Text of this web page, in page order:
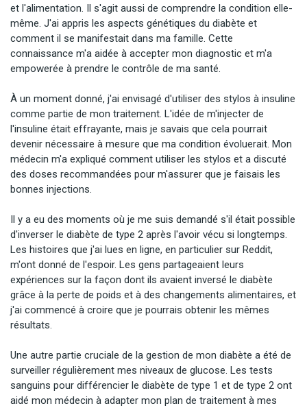
et l'alimentation. Il s'agit aussi de comprendre la condition elle-
même. J'ai appris les aspects génétiques du diabète et
comment il se manifestait dans ma famille. Cette
connaissance m'a aidée à accepter mon diagnostic et m'a
empowerée à prendre le contrôle de ma santé.
À un moment donné, j'ai envisagé d'utiliser des stylos à insuline
comme partie de mon traitement. L'idée de m'injecter de
l'insuline était effrayante, mais je savais que cela pourrait
devenir nécessaire à mesure que ma condition évoluerait. Mon
médecin m'a expliqué comment utiliser les stylos et a discuté
des doses recommandées pour m'assurer que je faisais les
bonnes injections.
Il y a eu des moments où je me suis demandé s'il était possible
d'inverser le diabète de type 2 après l'avoir vécu si longtemps.
Les histoires que j'ai lues en ligne, en particulier sur Reddit,
m'ont donné de l'espoir. Les gens partageaient leurs
expériences sur la façon dont ils avaient inversé le diabète
grâce à la perte de poids et à des changements alimentaires, et
j'ai commencé à croire que je pourrais obtenir les mêmes
résultats.
Une autre partie cruciale de la gestion de mon diabète a été de
surveiller régulièrement mes niveaux de glucose. Les tests
sanguins pour différencier le diabète de type 1 et de type 2 ont
aidé mon médecin à adapter mon plan de traitement à mes